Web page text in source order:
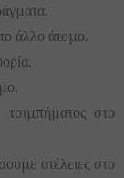
άλλο άτομο.
στο
ατέλειες στο